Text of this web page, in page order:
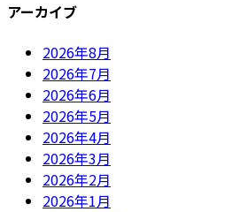
アーカイブ
2026年8月
2026年7月
2026年6月
2026年5月
2026年4月
2026年3月
2026年2月
2026年1月